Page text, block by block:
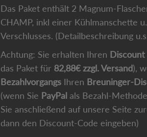
Das Paket enthält 2 Magnum-
CHAMP, inkl einer Kühlmanschette
Verschlusses. (Detailbeschreibung
Achtung: Sie erhalten Ihren Discount
das Paket für 82,88€ zzgl. Versand),
Bezahlvorgangs Ihren Breuninger-
(wenn Sie PayPalals Bezahl-
Sie anschließend auf unsere Seite
dann den Discount-Code eingeben)